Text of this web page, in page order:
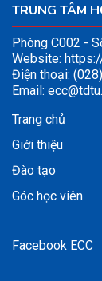
TRUNG TÂM
Phòng C002 -
Website:
Điện thoại:
Email:
Trang chủ
Giới thiệu
Đào tạo
Góc học viên
Facebook ECC